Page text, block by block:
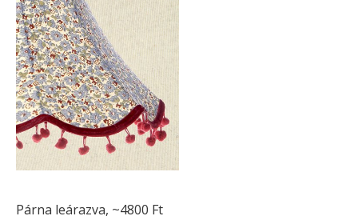
Párna leárazva, ~4800 Ft